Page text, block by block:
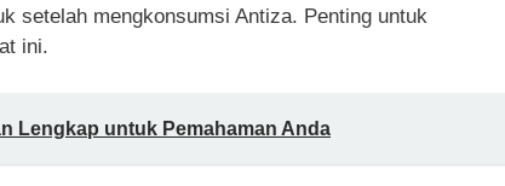
setelah mengkonsumsi Antiza. Penting untuk
ini.
Lengkap untuk Pemahaman Anda